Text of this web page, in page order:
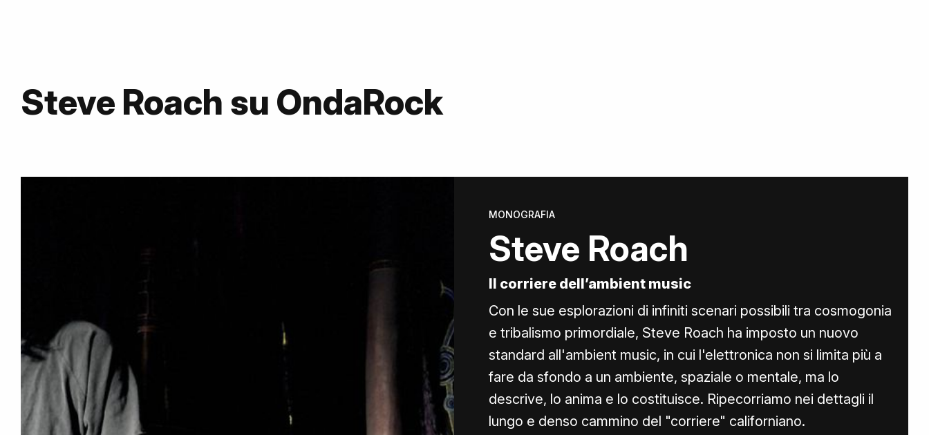
Steve Roach su OndaRock
MONOGRAFIA
Steve Roach
Il corriere dell’ambient music
Con le sue esplorazioni di infiniti scenari possibili tra cosmogonia
e tribalismo primordiale, Steve Roach ha imposto un nuovo
standard all'ambient music, in cui l'elettronica non si limita più a
fare da sfondo a un ambiente, spaziale o mentale, ma lo
descrive, lo anima e lo costituisce. Ripecorriamo nei dettagli il
lungo e denso cammino del "corriere" californiano.